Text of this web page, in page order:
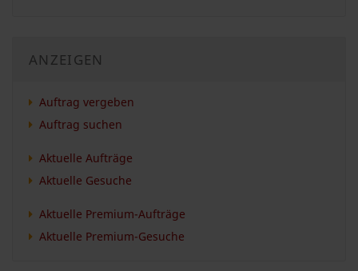
ANZEIGEN
Auftrag vergeben
Auftrag suchen
Aktuelle Aufträge
Aktuelle Gesuche
Aktuelle Premium-Aufträge
Aktuelle Premium-Gesuche